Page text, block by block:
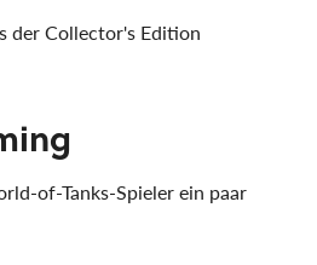
der Collector's Edition
of-Tanks-Spieler ein paar